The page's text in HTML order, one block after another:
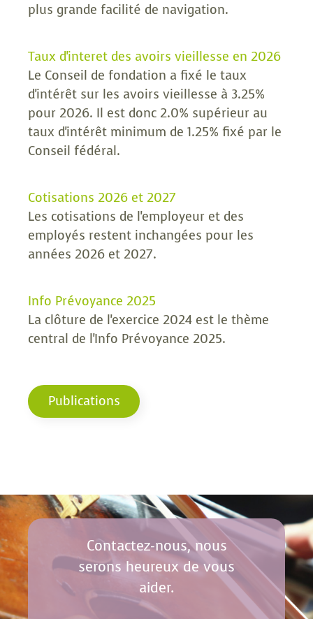
plus grande facilité de navigation.
Taux d'interet des avoirs vieillesse en 2026
Le Conseil de fondation a fixé le taux
d'intérêt sur les avoirs vieillesse à 3.25%
pour 2026. Il est donc 2.0% supérieur au
taux d'intérêt minimum de 1.25% fixé par le
Conseil fédéral.
Cotisations 2026 et 2027
Les cotisations de l'employeur et des
employés restent inchangées pour les
années 2026 et 2027.
Info Prévoyance 2025
La clôture de l'exercice 2024 est le thème
central de l'Info Prévoyance 2025.
Publications
Contactez-nous, nous
serons heureux de vous
aider.